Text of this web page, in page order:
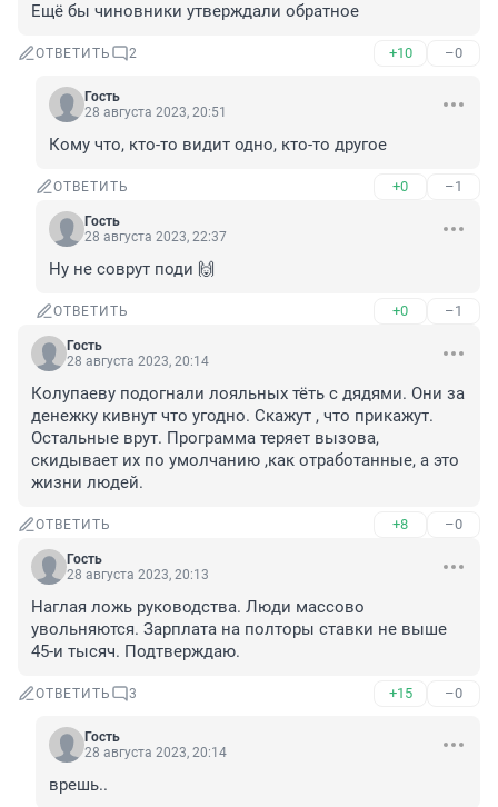
Ещё бы чиновники утверждали обратное
ОТВЕТИТЬ 2 +10 –0
Гость
28 августа 2023, 20:51
Кому что, кто-то видит одно, кто-то другое
ОТВЕТИТЬ +0 –1
Гость
28 августа 2023, 22:37
Ну не соврут поди 🙌
ОТВЕТИТЬ +0 –1
Гость
28 августа 2023, 20:14
Колупаеву подогнали лояльных тёть с дядями. Они за
денежку кивнут что угодно. Скажут , что прикажут.
Остальные врут. Программа теряет вызова,
скидывает их по умолчанию ,как отработанные, а это
жизни людей.
ОТВЕТИТЬ +8 –0
Гость
28 августа 2023, 20:13
Наглая ложь руководства. Люди массово
увольняются. Зарплата на полторы ставки не выше
45-и тысяч. Подтверждаю.
ОТВЕТИТЬ 3 +15 –0
Гость
28 августа 2023, 20:14
врешь..